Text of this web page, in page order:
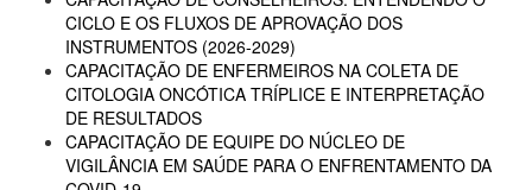
CICLO E OS FLUXOS DE APROVAÇÃO DOS
INSTRUMENTOS (2026-2029)
CAPACITAÇÃO DE ENFERMEIROS NA COLETA DE
CITOLOGIA ONCÓTICA TRÍPLICE E INTERPRETAÇÃO
DE RESULTADOS
CAPACITAÇÃO DE EQUIPE DO NÚCLEO DE
VIGILÂNCIA EM SAÚDE PARA O ENFRENTAMENTO DA